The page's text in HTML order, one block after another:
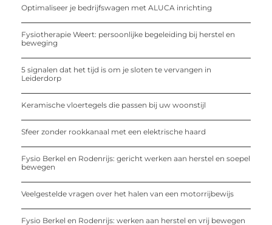
Optimaliseer je bedrijfswagen met ALUCA inrichting
Fysiotherapie Weert: persoonlijke begeleiding bij herstel en
beweging
5 signalen dat het tijd is om je sloten te vervangen in
Leiderdorp
Keramische vloertegels die passen bij uw woonstijl
Sfeer zonder rookkanaal met een elektrische haard
Fysio Berkel en Rodenrijs: gericht werken aan herstel en soepel
bewegen
Veelgestelde vragen over het halen van een motorrijbewijs
Fysio Berkel en Rodenrijs: werken aan herstel en vrij bewegen